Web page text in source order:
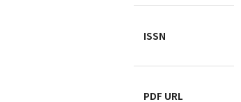
ISSN
PDF URL